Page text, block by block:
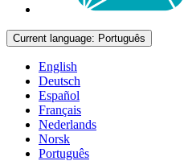
Current language: Português
English
Deutsch
Español
Français
Nederlands
Norsk
Português